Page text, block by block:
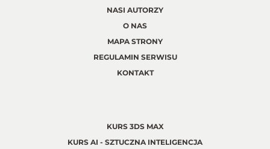
NASI AUTORZY
O NAS
MAPA STRONY
REGULAMIN SERWISU
KONTAKT
KURS 3DS MAX
KURS AI - SZTUCZNA INTELIGENCJA